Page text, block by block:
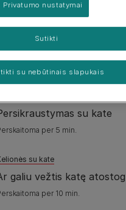
su kate
per 5 min.
su kate
galiu vežtis katę
per 10 min.
Privatumo nustatymai
su nebūtinais slapukais
Sutikti